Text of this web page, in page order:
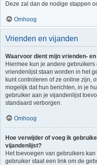
Deze zal dan de nodige stappen
Omhoog
Vrienden en vijanden
Waarvoor dient mijn vrienden-
Hiermee kun je andere
vriendenlijst staan worden in het
kunt controleren of ze online zijn,
mogelijk dat hun berichten, in je
gebruiker aan je vijandenlijst
standaard verborgen.
Omhoog
Hoe verwijder of voeg ik
vijandenlijst?
Het toevoegen van gebruikers
gebruiker staat een link om de